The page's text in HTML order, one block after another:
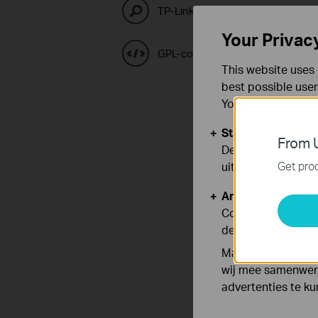
TP-Link Emulatoren
GPL-codecentrum
From
Get
Your
This website
best possible
You can find
Standaard Cookies
Deze cookies zijn
uitgeschakeld.
Analyse en
Cookies voor
de functionaliteit
Marketing
wij mee
advertenties te